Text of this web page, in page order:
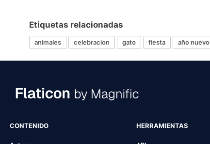
Etiquetas relacionadas
animales celebracion gato fiesta año nuevo
CONTENIDO HERRAMIENTAS